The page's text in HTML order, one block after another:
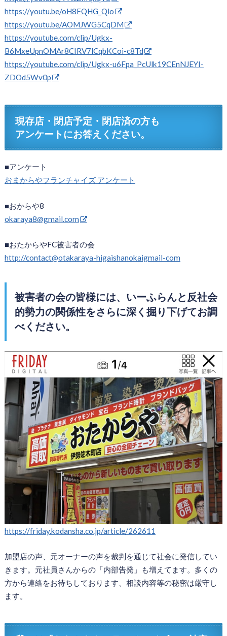
https://youtu.be/oH8FQHG_Qlo
https://youtu.be/AOMJWG5CqDM
https://youtube.com/clip/Ugkx-
B6MxeUpnOMAr8CIRV7lCqbKCoi-c8Td
https://youtube.com/clip/Ugkx-u6Fpa_PcUlk19CEnNJEYI-
ZDOd5Wv0p
現存店・閉店予定・閉店済の方も
アンケートにお答えください。
■アンケート
おまからやフランチャイズ アンケート
■おからや8
okaraya8@gmail.com
■おたからやFC被害者の会
http://contact@otakaraya-higaishanokaigmail-com
被害者の会の皆様には、いーふらんと反社会
的勢力の関係性をさらに深く掘り下げてお調
べください。
https://friday.kodansha.co.jp/article/262611
加盟店の声、元オーナーの声を裁判を通じて社会に発信してい
きます。元社員さんからの「内部告発」も増えてます。多くの
方から連絡をお待ちしております、相談内容等の秘密は厳守し
ます。